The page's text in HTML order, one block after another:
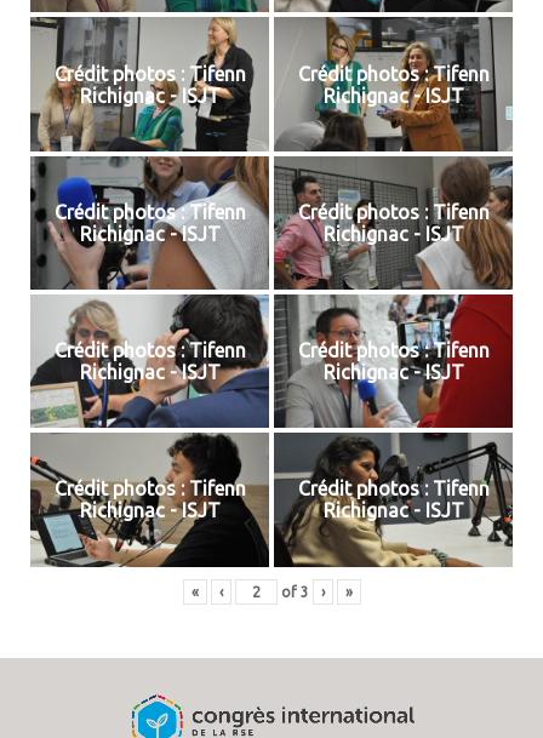
Crédit photos : Tifenn
Richignac - ISJT
Crédit photos : Tifenn
Richignac - ISJT
Crédit photos : Tifenn
Richignac - ISJT
Crédit photos : Tifenn
Richignac - ISJT
Crédit photos : Tifenn
Richignac - ISJT
Crédit photos : Tifenn
Richignac - ISJT
Crédit photos : Tifenn
Richignac - ISJT
Crédit photos : Tifenn
Richignac - ISJT
« ‹ of 3 › »